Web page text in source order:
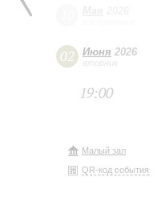
02 Июня 2026
вторник
19:00
Малый зал
QR-код события